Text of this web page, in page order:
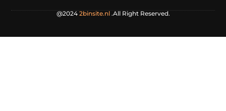
@2024 2binsite.nl.All Right Reserved.